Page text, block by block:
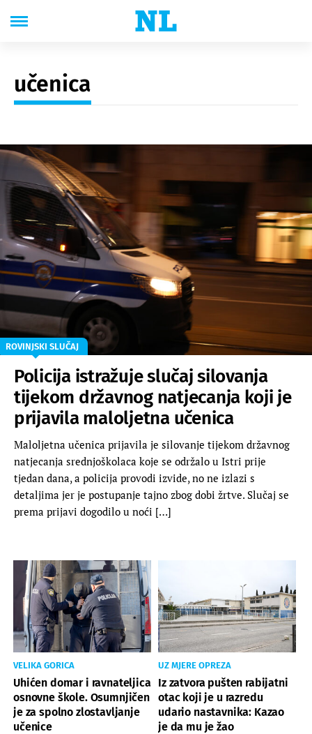
učenica
ROVINJSKI SLUČAJ
Policija istražuje slučaj silovanja
tijekom državnog natjecanja koji je
prijavila maloljetna učenica
Maloljetna učenica prijavila je silovanje tijekom državnog
natjecanja srednjoškolaca koje se održalo u Istri prije
tjedan dana, a policija provodi izvide, no ne izlazi s
detaljima jer je postupanje tajno zbog dobi žrtve. Slučaj se
prema prijavi dogodilo u noći […]
VELIKA GORICA
Uhićen domar i ravnateljica
osnovne škole. Osumnjičen
je za spolno zlostavljanje
učenice
UZ MJERE OPREZA
Iz zatvora pušten rabijatni
otac koji je u razredu
udario nastavnika: Kazao
je da mu je žao